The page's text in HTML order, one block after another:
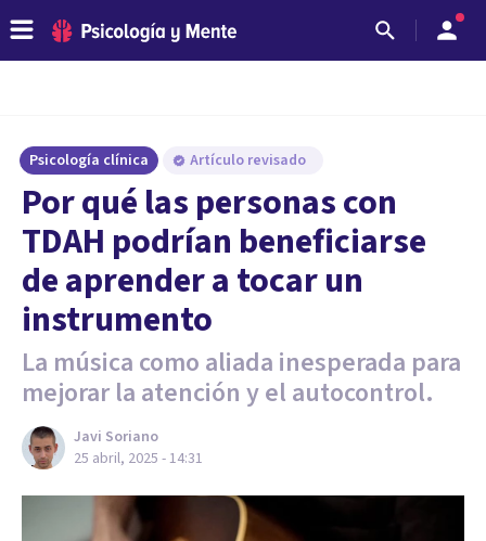
Psicología clínica Artículo revisado
Por qué las personas con
TDAH podrían beneficiarse
de aprender a tocar un
instrumento
La música como aliada inesperada para
mejorar la atención y el autocontrol.
Javi Soriano
25 abril, 2025 - 14:31